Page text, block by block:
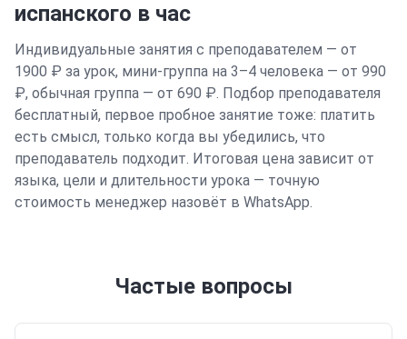
испанского в час
Индивидуальные занятия с преподавателем — от
1900 ₽ за урок, мини-группа на 3–4 человека — от 990
₽, обычная группа — от 690 ₽. Подбор преподавателя
бесплатный, первое пробное занятие тоже: платить
есть смысл, только когда вы убедились, что
преподаватель подходит. Итоговая цена зависит от
языка, цели и длительности урока — точную
стоимость менеджер назовёт в WhatsApp.
Частые вопросы